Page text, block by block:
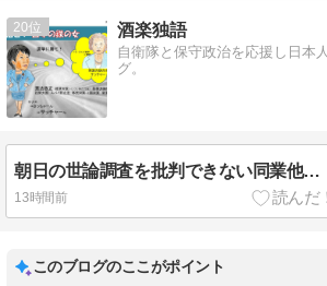
20 酒楽独語
自衛隊と保守政治を応援し日本
グ。
朝日の世論調査を批判できない同業他社「産経新聞」
13時間前
このブログのここがポイント